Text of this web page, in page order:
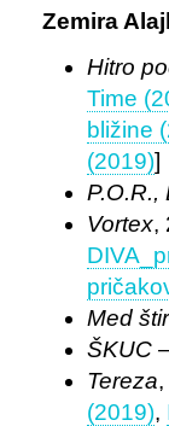
Zemira
Hitro
Time
bližine
(2019)]
P.O.R.,
Vortex,
Med
ŠKUC
Tereza
(2019),